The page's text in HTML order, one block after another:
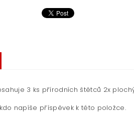
3 ks přírodních štětců 2x
napíše příspěvek k této položce.